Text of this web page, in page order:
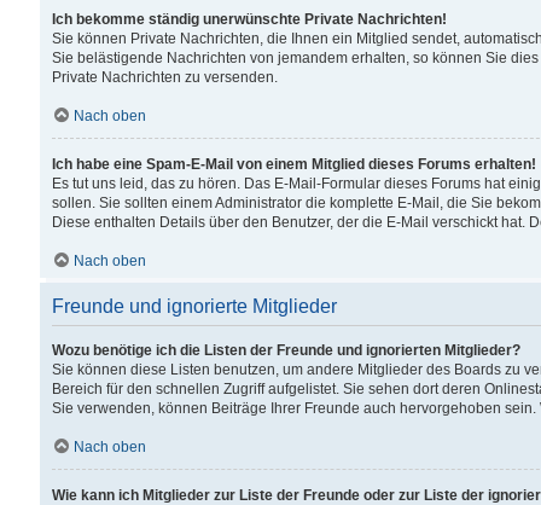
Ich bekomme ständig unerwünschte Private Nachrichten!
Sie können Private Nachrichten, die Ihnen ein Mitglied sendet,
Sie belästigende Nachrichten von jemandem erhalten, so können Sie
Private Nachrichten zu versenden.
Nach oben
Ich habe eine Spam-E-Mail von einem Mitglied dieses Forums erhalten!
Es tut uns leid, das zu hören. Das E-Mail-Formular dieses Forums hat
sollen. Sie sollten einem Administrator die komplette E-Mail, die Sie
Diese enthalten Details über den Benutzer, der die E-Mail verschickt hat.
Nach oben
Freunde und ignorierte Mitglieder
Wozu benötige ich die Listen der Freunde und ignorierten Mitglieder?
Sie können diese Listen benutzen, um andere Mitglieder des Boards zu
Bereich für den schnellen Zugriff aufgelistet. Sie sehen dort deren
Sie verwenden, können Beiträge Ihrer Freunde auch hervorgehoben
Nach oben
Wie kann ich Mitglieder zur Liste der Freunde oder zur Liste der